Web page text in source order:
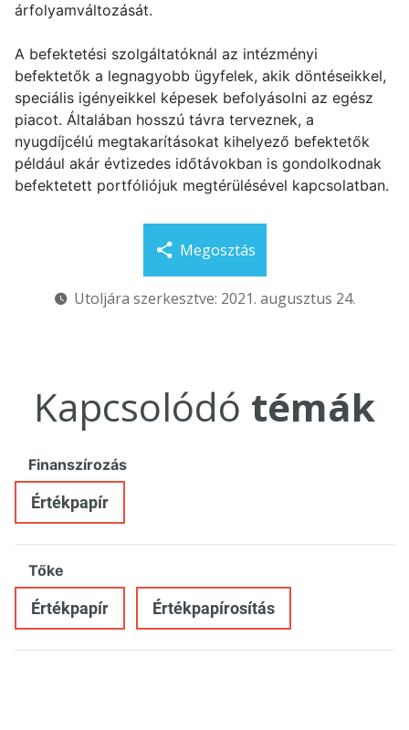
árfolyamváltozását.
A befektetési szolgáltatóknál az intézményi
befektetők a legnagyobb ügyfelek, akik döntéseikkel,
speciális igényeikkel képesek befolyásolni az egész
piacot. Általában hosszú távra terveznek, a
nyugdíjcélú megtakarításokat kihelyező befektetők
például akár évtizedes időtávokban is gondolkodnak
befektetett portfóliójuk megtérülésével kapcsolatban.
Megosztás
Utoljára szerkesztve: 2021. augusztus 24.
Kapcsolódó témák
Finanszírozás
Értékpapír
Tőke
Értékpapír Értékpapírosítás